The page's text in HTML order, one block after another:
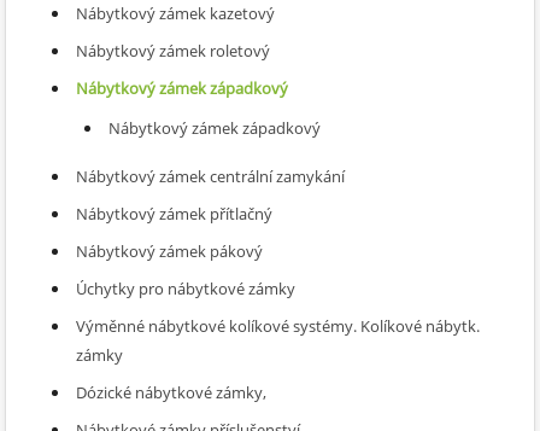
Nábytkový zámek kazetový
Nábytkový zámek roletový
Nábytkový zámek západkový
Nábytkový zámek západkový
Nábytkový zámek centrální zamykání
Nábytkový zámek přítlačný
Nábytkový zámek pákový
Úchytky pro nábytkové zámky
Výměnné nábytkové kolíkové systémy. Kolíkové nábytk.
zámky
Dózické nábytkové zámky,